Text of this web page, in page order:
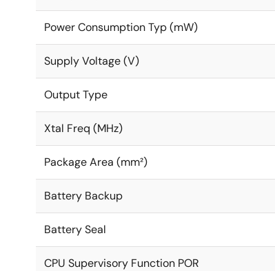
Power Consumption Typ (mW)
Supply Voltage (V)
Output Type
Xtal Freq (MHz)
Package Area (mm²)
Battery Backup
Battery Seal
CPU Supervisory Function POR